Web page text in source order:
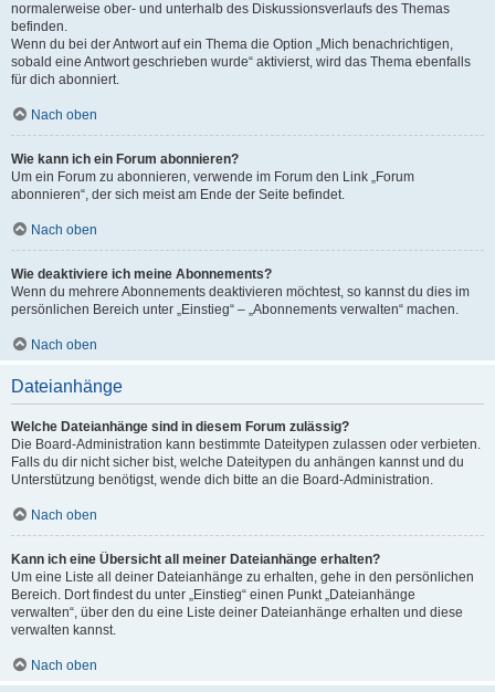
normalerweise ober- und unterhalb des Diskussionsverlaufs des Themas
befinden.
Wenn du bei der Antwort auf ein Thema die Option „Mich benachrichtigen,
sobald eine Antwort geschrieben wurde“ aktivierst, wird das Thema ebenfalls
für dich abonniert.
Nach oben
Wie kann ich ein Forum abonnieren?
Um ein Forum zu abonnieren, verwende im Forum den Link „Forum
abonnieren“, der sich meist am Ende der Seite befindet.
Nach oben
Wie deaktiviere ich meine Abonnements?
Wenn du mehrere Abonnements deaktivieren möchtest, so kannst du dies im
persönlichen Bereich unter „Einstieg“ – „Abonnements verwalten“ machen.
Nach oben
Dateianhänge
Welche Dateianhänge sind in diesem Forum zulässig?
Die Board-Administration kann bestimmte Dateitypen zulassen oder verbieten.
Falls du dir nicht sicher bist, welche Dateitypen du anhängen kannst und du
Unterstützung benötigst, wende dich bitte an die Board-Administration.
Nach oben
Kann ich eine Übersicht all meiner Dateianhänge erhalten?
Um eine Liste all deiner Dateianhänge zu erhalten, gehe in den persönlichen
Bereich. Dort findest du unter „Einstieg“ einen Punkt „Dateianhänge
verwalten“, über den du eine Liste deiner Dateianhänge erhalten und diese
verwalten kannst.
Nach oben